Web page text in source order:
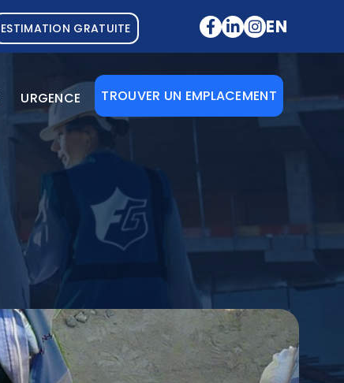
ESTIMATION GRATUITE EN
URGENCE TROUVER UN EMPLACEMENT